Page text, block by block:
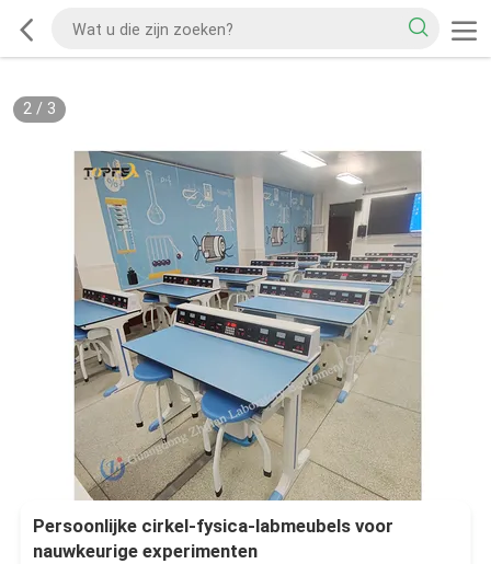
2/ 3
Persoonlijke cirkel-fysica-labmeubels voor
nauwkeurige experimenten